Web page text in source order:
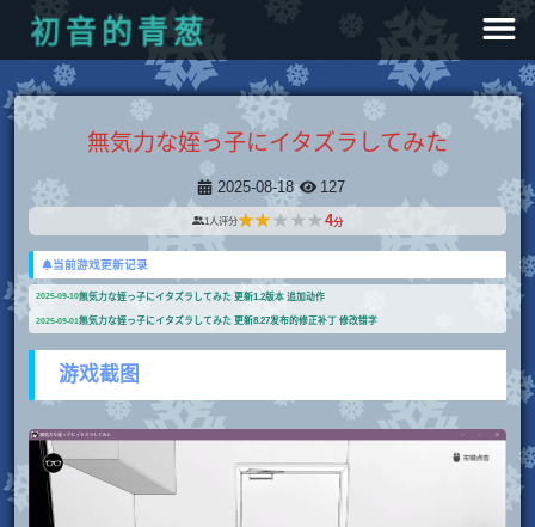
初 音 的 青 葱
無気力な姪っ子にイタズラしてみた
2025-08-18 127
1 人评分★★★★★
★★★★★ 4分
当前游戏更新记录
2025-09-10無気力な姪っ子にイタズラしてみた 更新1.2版本 追加动作
2025-09-01無気力な姪っ子にイタズラしてみた 更新8.27发布的修正补丁 修改错字
游戏截图